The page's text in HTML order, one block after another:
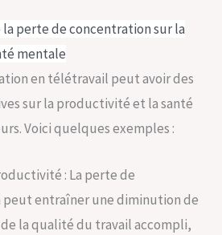
la perte de concentration sur la
mentale
en télétravail peut avoir des
sur la productivité et la santé
Voici quelques exemples :
: La perte de
entraîner une diminution de
la qualité du travail accompli,